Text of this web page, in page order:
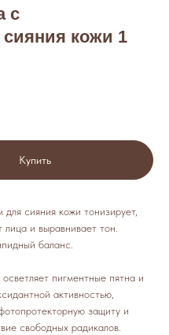
с
кожи 1
Купить
сияния кожи тонизирует,
лица и выравнивает тон.
баланс.
пигментные пятна и
активностью,
защиту и
свободных радикалов.